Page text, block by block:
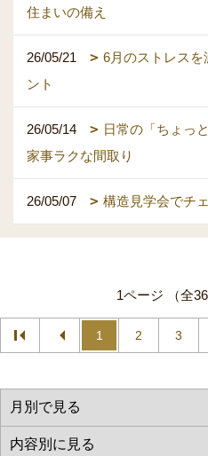
住まいの備え
26/05/21
6月のストレスを
ント
26/05/14
日常の「ちょっ
家事ラクな間取り
26/05/07 構造見学会でチ
1ページ （全
1 2 3